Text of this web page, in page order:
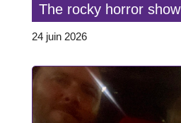
The rocky horror show
24 juin 2026